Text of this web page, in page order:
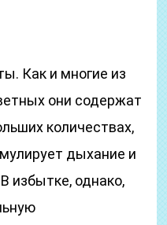
Как и многие из
они содержат
количествах,
дыхание и
избытке, однако,